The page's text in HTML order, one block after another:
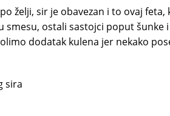
želji, sir je obavezan i to ovaj
smesu, ostali sastojci poput šunke
dodatak kulena jer nekako
sira